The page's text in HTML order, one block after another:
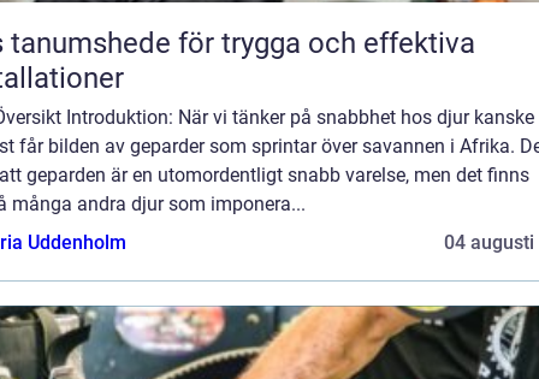
tanumshede för trygga och effektiva
Introduktion: När vi tänker på snabbhet hos djur kanske
får bilden av geparder som sprintar över savannen i Afrika.
geparden är en utomordentligt snabb varelse, men det finns
många andra djur som imponera...
Uddenholm
04 augusti